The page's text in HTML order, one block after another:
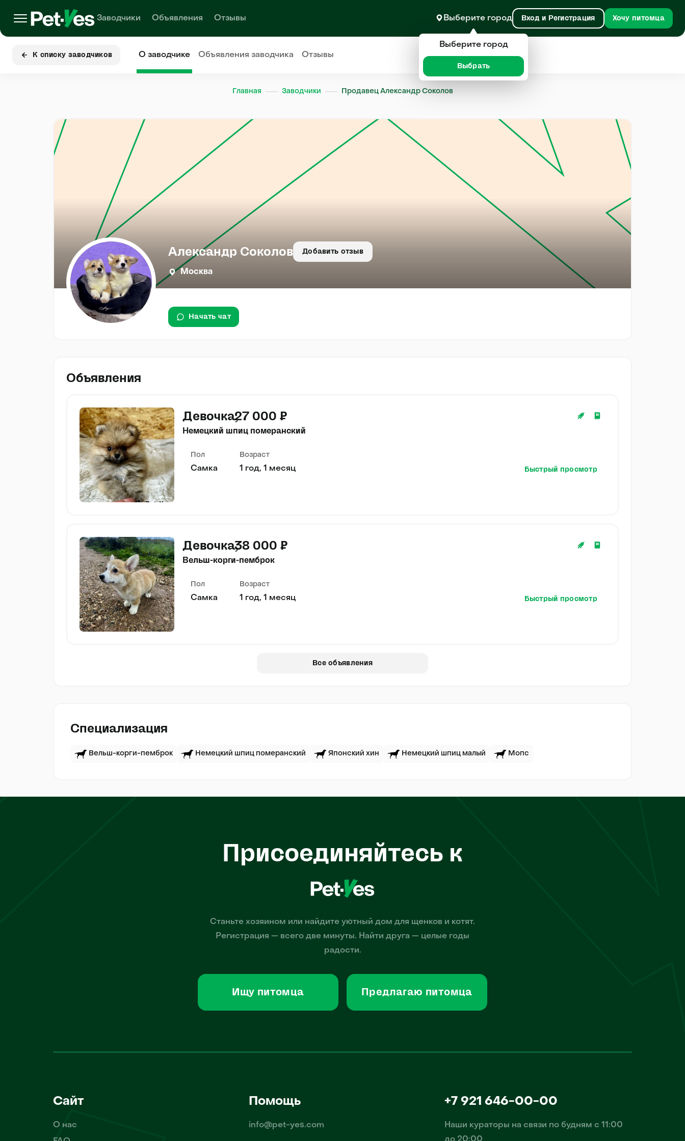
Заводчики Объявления Отзывы Выберите город Вход и Регистрация Хочу питомца
К списку заводчиков О заводчике Объявлениязаводчика Отзывы
Главная Заводчики Продавец Александр Соколов
Александр Соколов Добавить отзыв
Москва
Начать чат
Объявления
Девочка27 000 ₽
Немецкий шпиц померанский
Пол
Самка
Возраст
1 год, 1 месяц Быстрый просмотр
Девочка38 000 ₽
Вельш-корги-пемброк
Пол
Самка
Возраст
1 год, 1 месяц Быстрый просмотр
Все объявления
Специализация
Вельш-корги-пемброк Немецкий шпиц померанский Японский хин Немецкий шпиц малый Мопс
Присоединяйтесь к
Станьте хозяином или найдите уютный дом для щенков и котят.
Регистрация — всего две минуты. Найти друга — целые годы
радости.
Ищу питомца Предлагаю питомца
Сайт
О нас
Помощь
info@pet-yes.com
+7 921 646-00-00
Наши кураторы на связи по будням с 11:00
Выберите город
Выбрать